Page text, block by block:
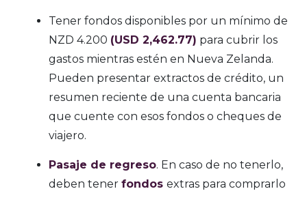
Tener fondos disponibles por un mínimo de
NZD 4.200 (USD 2,462.77) para cubrir los
gastos mientras estén en Nueva Zelanda.
Pueden presentar extractos de crédito, un
resumen reciente de una cuenta bancaria
que cuente con esos fondos o cheques de
viajero.
Pasaje de regreso. En caso de no tenerlo,
deben tener fondos extras para comprarlo